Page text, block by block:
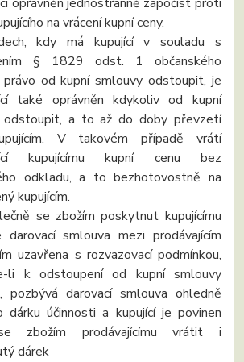
na vrácení kupní ceny.
kdy má kupující v souladu s
§ 1829 odst. 1 občanského
právo od kupní smlouvy odstoupit, je
také oprávněn kdykoliv od kupní
odstoupit, a to až do doby převzetí
V takovém případě vrátí
kupujícímu kupní cenu bez
odkladu, a to bezhotovostně na
kupujícím.
se zbožím poskytnut kupujícímu
darovací smlouva mezi prodávajícím
uzavřena s rozvazovací podmínkou,
li k odstoupení od kupní smlouvy
pozbývá darovací smlouva ohledně
dárku účinnosti a kupující je povinen
zbožím prodávajícímu vrátit i
dárek